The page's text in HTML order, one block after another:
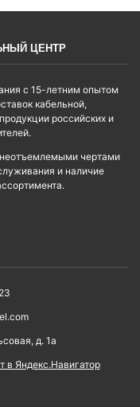
ЦЕНТР
с 15-летним опытом
кабельной,
российских и
чертами
и наличие
д. 1а
в Яндекс.Навигатор